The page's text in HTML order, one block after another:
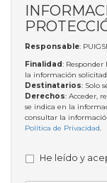
Responsable:
Finalidad: Responder
la información
Destinatarios: Solo
Derechos: Acceder,
se indica en la
consultar la
Política de Privacidad.
He leído y